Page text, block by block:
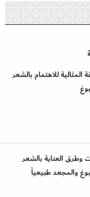
المثالية للاهتمام بالشعر
وطرق العناية بالشعر
والمجعد طبيعياً